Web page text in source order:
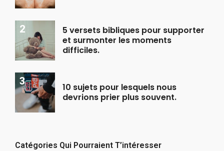
5 versets bibliques pour supporter
et surmonter les moments
difficiles.
10 sujets pour lesquels nous
devrions prier plus souvent.
Catégories Qui Pourraient T’intéresser